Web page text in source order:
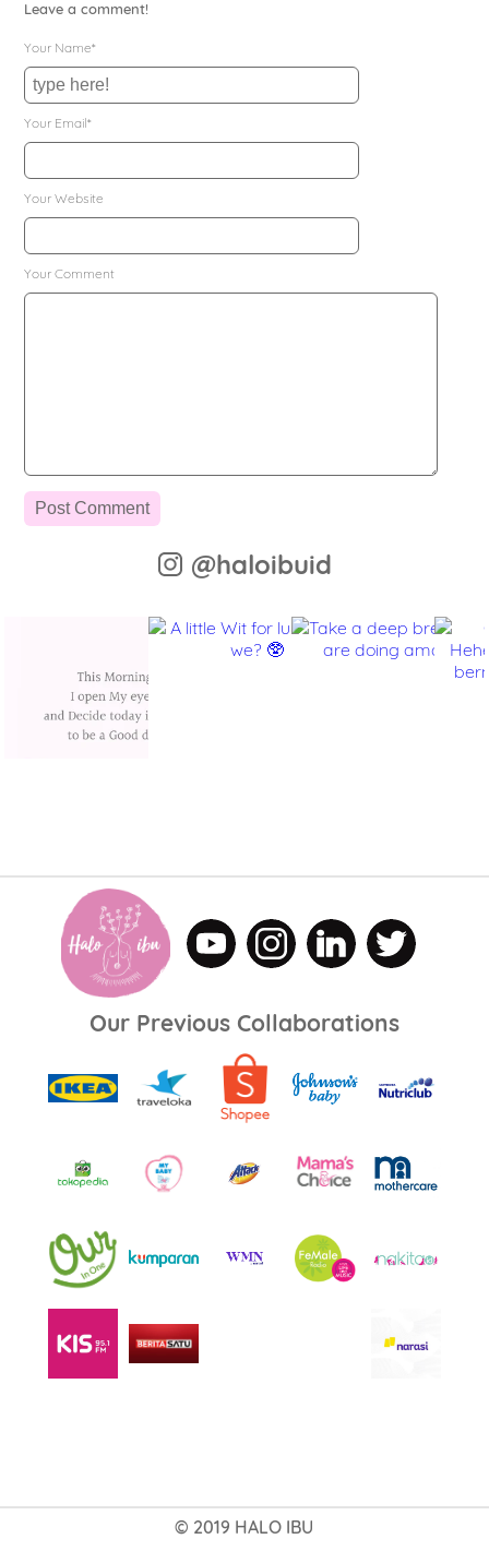
Leave a comment!
Your Name*
Your Email*
Your Website
Your Comment
@haloibuid
Our Previous Collaborations
© 2019 HALO IBU